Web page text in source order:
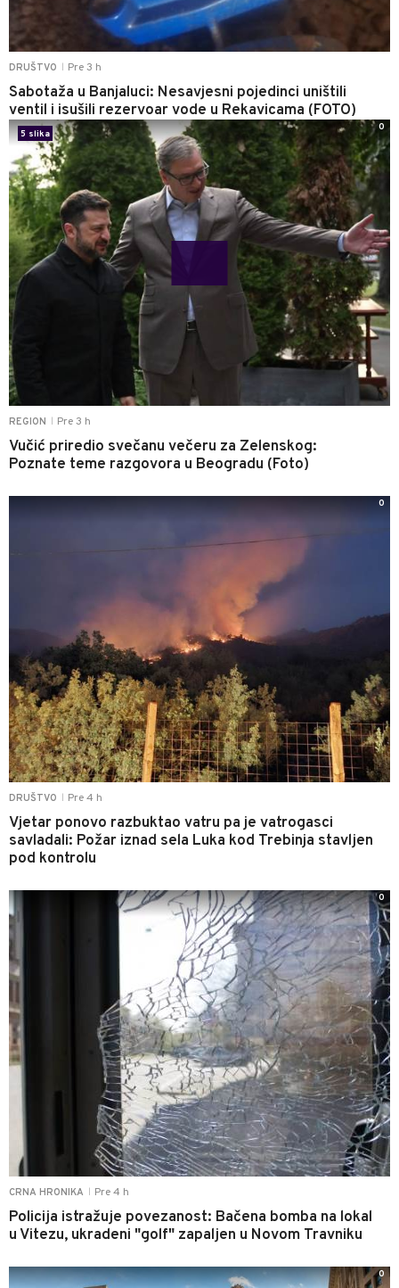
DRUŠTVO Pre 3 h
Sabotaža u Banjaluci: Nesavjesni pojedinci uništili
ventil i isušili rezervoar vode u Rekavicama (FOTO)
REGION Pre 3 h
Vučić priredio svečanu večeru za Zelenskog:
Poznate teme razgovora u Beogradu (Foto)
5 slika
0
DRUŠTVO Pre 4 h
Vjetar ponovo razbuktao vatru pa je vatrogasci
savladali: Požar iznad sela Luka kod Trebinja stavljen
pod kontrolu
0
CRNA HRONIKA Pre 4 h
Policija istražuje povezanost: Bačena bomba na lokal
u Vitezu, ukradeni "golf" zapaljen u Novom Travniku
0
0